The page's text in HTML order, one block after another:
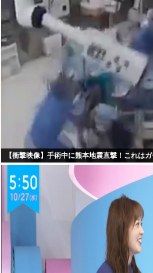
【衝撃映像】手術中に熊本地震直撃！これは